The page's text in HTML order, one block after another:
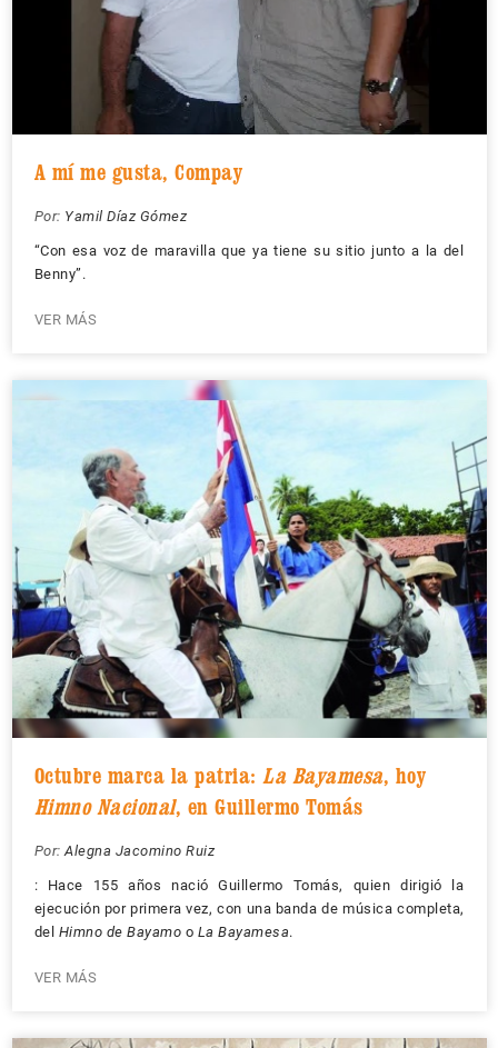
A mí me gusta, Compay
Por: Yamil Díaz Gómez
“Con esa voz de maravilla que ya tiene su sitio junto a la del
Benny”.
VER MÁS
Octubre marca la patria: La Bayamesa, hoy
Himno Nacional, en Guillermo Tomás
Por: Alegna Jacomino Ruiz
: Hace 155 años nació Guillermo Tomás, quien dirigió la
ejecución por primera vez, con una banda de música completa,
del Himno de Bayamo o La Bayamesa.
VER MÁS